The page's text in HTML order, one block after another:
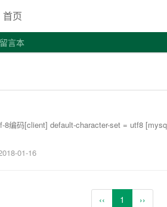
说易事
首页
留言本
8编码[client] default-character-set = utf8
01-16
‹‹ 1 ››